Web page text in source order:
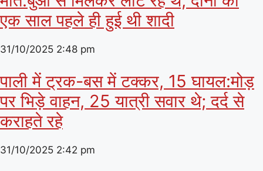
एक साल पहले ही हुई थी शादी
31/10/2025 2:48 pm
पाली में ट्रक-बस में टक्कर, 15 घायल:मोड़
पर भिड़े वाहन, 25 यात्री सवार थे; दर्द से
कराहते रहे
31/10/2025 2:42 pm